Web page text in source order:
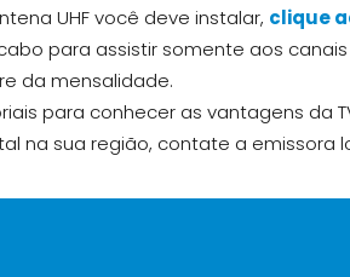
UHF você deve instalar, clique
para assistir somente aos
da mensalidade.
para conhecer as vantagens da
na sua região, contate a emissora